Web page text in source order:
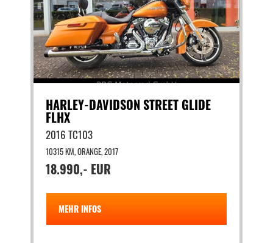
HARLEY-DAVIDSON STREET GLIDE
FLHX
2016 TC103
10315 KM, ORANGE, 2017
18.990,- EUR
MEHR INFOS